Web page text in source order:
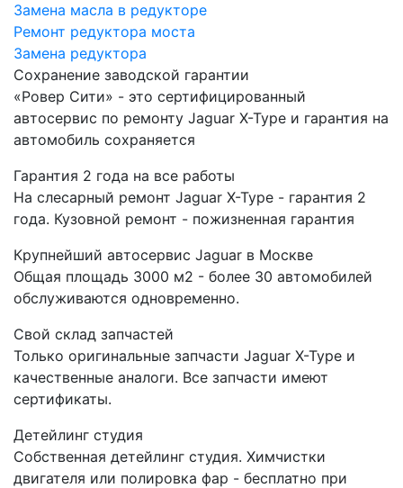
Замена масла в редукторе
Ремонт редуктора моста
Замена редуктора
Сохранение заводской гарантии
«Ровер Сити» - это сертифицированный
автосервис по ремонту Jaguar X-Type и гарантия на
автомобиль сохраняется
Гарантия 2 года на все работы
На слесарный ремонт Jaguar X-Type - гарантия 2
года. Кузовной ремонт - пожизненная гарантия
Крупнейший автосервис Jaguar в Москве
Общая площадь 3000 м2 - более 30 автомобилей
обслуживаются одновременно.
Свой склад запчастей
Только оригинальные запчасти Jaguar X-Type и
качественные аналоги. Все запчасти имеют
сертификаты.
Детейлинг студия
Собственная детейлинг студия. Химчистки
двигателя или полировка фар - бесплатно при